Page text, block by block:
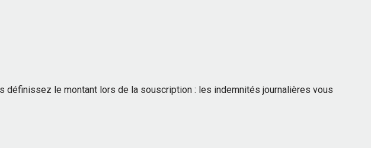
définissez le montant lors de la souscription : les indemnités journalières vous